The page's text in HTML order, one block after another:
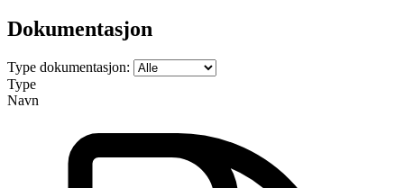
Dokumentasjon
Type dokumentasjon:
Type
Navn